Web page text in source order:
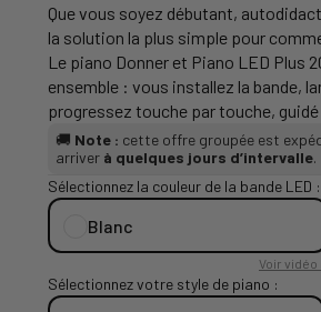
Que vous soyez débutant,
la solution la plus simple pour
Le piano Donner et Piano LED
ensemble : vous installez la bande,
progressez touche par touche, guidé
🚚 Note : cette offre groupée est
arriver à quelques jours d’intervalle.
Sélectionnez la couleur de la bande LED :
Blanc
Voir
Sélectionnez votre style de piano :